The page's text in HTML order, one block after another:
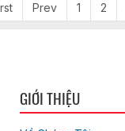
Prev 1 2
GIỚI THIỆU